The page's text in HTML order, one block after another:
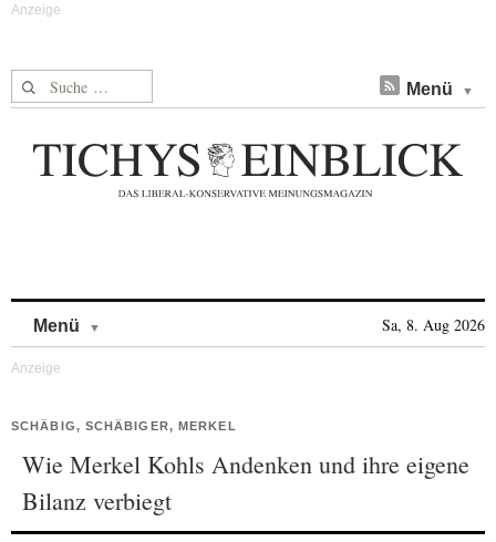
Suche nach: Menü
Menü Sa, 8. Aug 2026
SCHÄBIG, SCHÄBIGER, MERKEL
Wie Merkel Kohls Andenken und ihre eigene
Bilanz verbiegt